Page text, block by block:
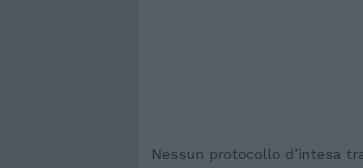
Nessun protocollo d’intesa